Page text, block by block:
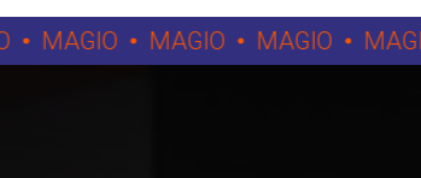
MAGIO MAGIO MAGIO MAGIO